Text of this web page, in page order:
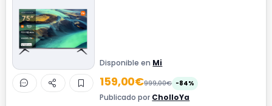
Disponible en Mi
159,00€999,00€ -84%
Publicado por CholloYa